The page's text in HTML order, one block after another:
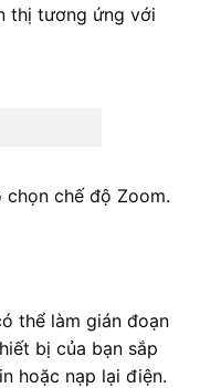
thị tương ứng với
chọn chế độ Zoom.
thể làm gián đoạn
bị của bạn sắp
hoặc nạp lại điện.